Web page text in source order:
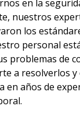
en la
nuestros
los
personal
problemas de
a resolverlos
en años de